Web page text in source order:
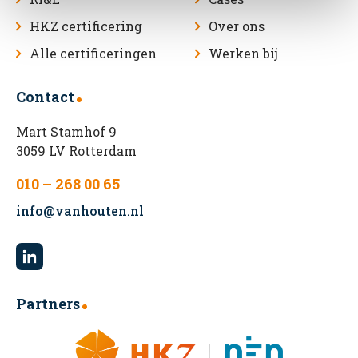
bevoegde gezag Wm.
HKZ certificering
Alle certificeringen
Over ons
Werken bij
Contact
Mart Stamhof 9
3059 LV Rotterdam
010 – 268 00 65
info@vanhouten.nl
Partners